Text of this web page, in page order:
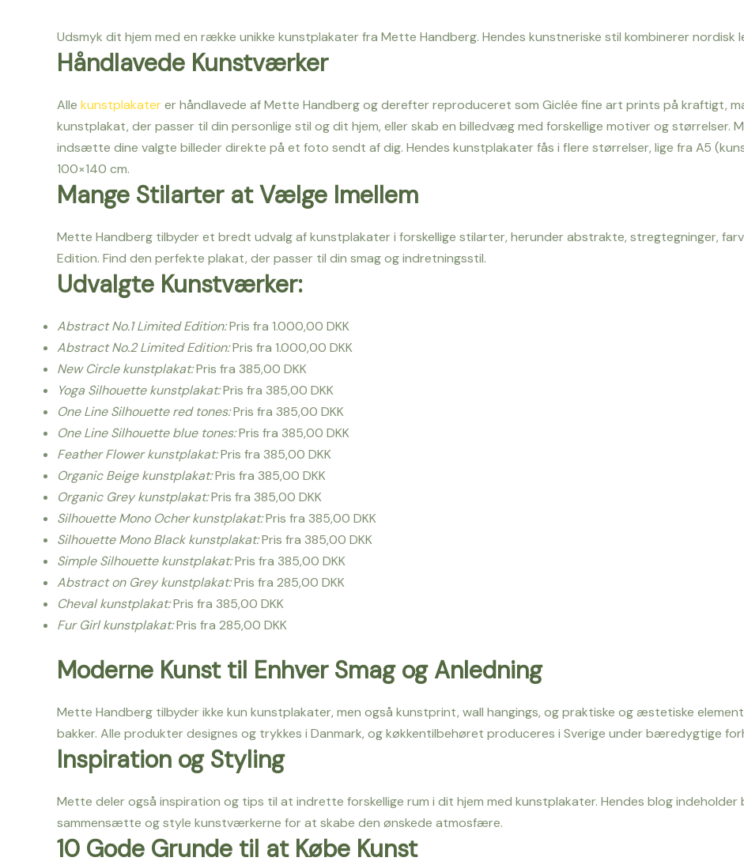
Udsmyk dit hjem med en række unikke kunstplakater fra Mette Handberg. Hendes kunstneriske stil kombinerer nordisk
Håndlavede Kunstværker
Alle kunstplakaterer håndlavede af Mette Handberg og derefter reproduceret som Giclée fine art prints på kraftigt,
kunstplakat, der passer til din personlige stil og dit hjem, eller skab en billedvæg med forskellige motiver og størrelser.
indsætte dine valgte billeder direkte på et foto sendt af dig. Hendes kunstplakater fås i flere størrelser, lige fra A5
100×140 cm.
Mange Stilarter at Vælge Imellem
Mette Handberg tilbyder et bredt udvalg af kunstplakater i forskellige stilarter, herunder abstrakte, stregtegninger,
Edition. Find den perfekte plakat, der passer til din smag og indretningsstil.
Udvalgte Kunstværker:
Abstract No.1 Limited Edition:Pris fra 1.000,00 DKK
Abstract No.2 Limited Edition:Pris fra 1.000,00 DKK
New Circle kunstplakat:Pris fra 385,00 DKK
Yoga Silhouette kunstplakat:Pris fra 385,00 DKK
One Line Silhouette red tones:Pris fra 385,00 DKK
One Line Silhouette blue tones:Pris fra 385,00 DKK
Feather Flower kunstplakat:Pris fra 385,00 DKK
Organic Beige kunstplakat:Pris fra 385,00 DKK
Organic Grey kunstplakat:Pris fra 385,00 DKK
Silhouette Mono Ocher kunstplakat:Pris fra 385,00 DKK
Silhouette Mono Black kunstplakat:Pris fra 385,00 DKK
Simple Silhouette kunstplakat:Pris fra 385,00 DKK
Abstract on Grey kunstplakat:Pris fra 285,00 DKK
Cheval kunstplakat:Pris fra 385,00 DKK
Fur Girl kunstplakat:Pris fra 285,00 DKK
Moderne Kunst til Enhver Smag og Anledning
Mette Handberg tilbyder ikke kun kunstplakater, men også kunstprint, wall hangings, og praktiske og æstetiske
bakker. Alle produkter designes og trykkes i Danmark, og køkkentilbehøret produceres i Sverige under bæredygtige
Inspiration og Styling
Mette deler også inspiration og tips til at indrette forskellige rum i dit hjem med kunstplakater. Hendes blog indeholder
sammensætte og style kunstværkerne for at skabe den ønskede atmosfære.
10 Gode Grunde til at Købe Kunst